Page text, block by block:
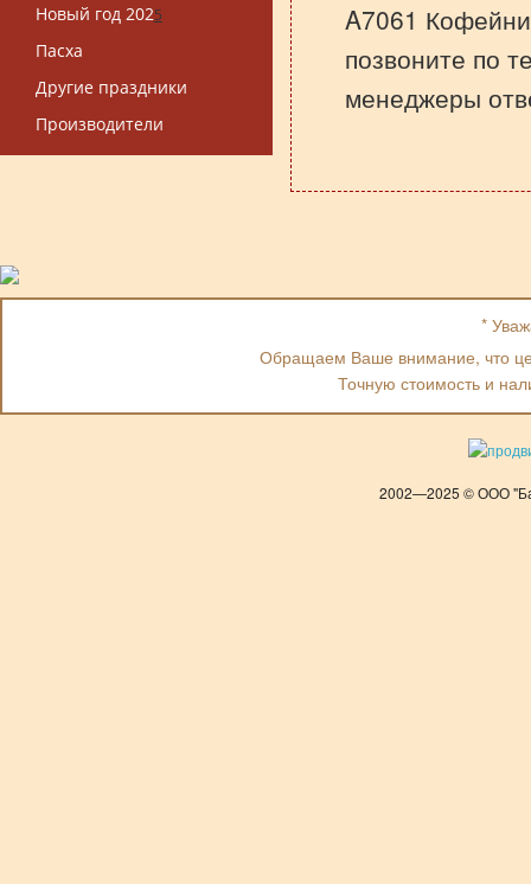
Новый год 2025
Пасха
Другие праздники
Производители
A7061
позвоните по
менеджеры
*
Обращаем Ваше внимание, что
Точную стоимость и
2002—2025 © ООО